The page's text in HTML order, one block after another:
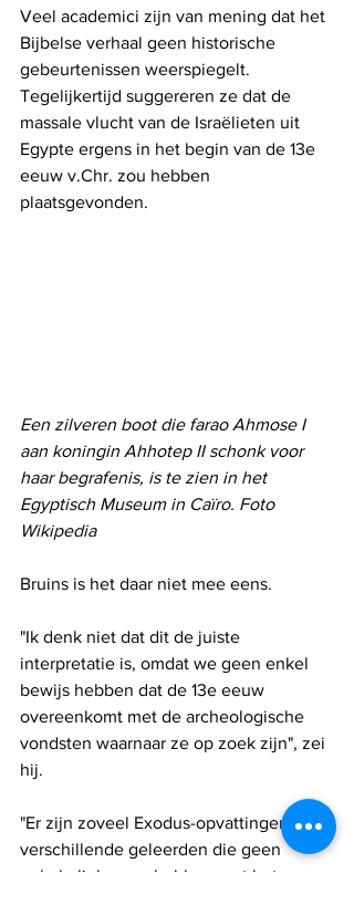
Veel academici zijn van mening dat het
Bijbelse verhaal geen historische
gebeurtenissen weerspiegelt.
Tegelijkertijd suggereren ze dat de
massale vlucht van de Israëlieten uit
Egypte ergens in het begin van de 13e
eeuw v.Chr. zou hebben
plaatsgevonden.
Een zilveren boot die farao Ahmose I
aan koningin Ahhotep II schonk voor
haar begrafenis, is te zien in het
Egyptisch Museum in Caïro. Foto
Wikipedia
Bruins is het daar niet mee eens.
"Ik denk niet dat dit de juiste
interpretatie is, omdat we geen enkel
bewijs hebben dat de 13e eeuw
overeenkomt met de archeologische
vondsten waarnaar ze op zoek zijn", zei
hij.
"Er zijn zoveel Exodus-opvattingen van
verschillende geleerden die geen
enkele link meer hebben met het